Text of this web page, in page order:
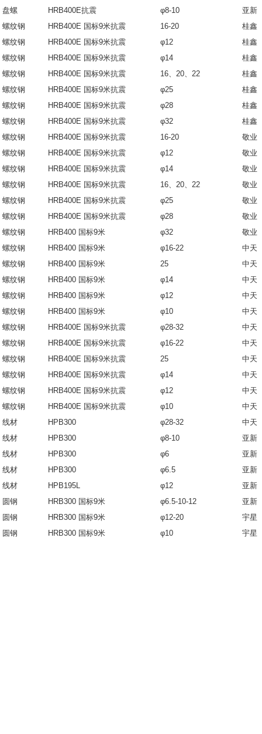
盘螺
HRB400E抗震 φ8-10
亚新
螺纹钢
HRB400E 国标9米抗震 16-20
桂鑫
螺纹钢
HRB400E 国标9米抗震 φ12
桂鑫
螺纹钢
HRB400E 国标9米抗震 φ14
桂鑫
螺纹钢
HRB400E 国标9米抗震 16、20、22
桂鑫
螺纹钢
HRB400E 国标9米抗震 φ25
桂鑫
螺纹钢
HRB400E 国标9米抗震 φ28
桂鑫
螺纹钢
HRB400E 国标9米抗震 φ32
桂鑫
螺纹钢
HRB400E 国标9米抗震 16-20
敬业
螺纹钢
HRB400E 国标9米抗震 φ12
敬业
螺纹钢
HRB400E 国标9米抗震 φ14
敬业
螺纹钢
HRB400E 国标9米抗震 16、20、22
敬业
螺纹钢
HRB400E 国标9米抗震 φ25
敬业
螺纹钢
HRB400E 国标9米抗震 φ28
敬业
螺纹钢
HRB400 国标9米 φ32
敬业
螺纹钢
HRB400 国标9米 φ16-22
中天
螺纹钢
HRB400 国标9米 25
中天
螺纹钢
HRB400 国标9米 φ14
中天
螺纹钢
HRB400 国标9米 φ12
中天
螺纹钢
HRB400 国标9米 φ10
中天
螺纹钢
HRB400E 国标9米抗震 φ28-32
中天
螺纹钢
HRB400E 国标9米抗震 φ16-22
中天
螺纹钢
HRB400E 国标9米抗震 25
中天
螺纹钢
HRB400E 国标9米抗震 φ14
中天
螺纹钢
HRB400E 国标9米抗震 φ12
中天
螺纹钢
HRB400E 国标9米抗震 φ10
中天
线材
HPB300 φ28-32
中天
线材
HPB300 φ8-10
亚新
线材
HPB300 φ6
亚新
线材
HPB300 φ6.5
亚新
线材
HPB195L φ12
亚新
圆钢
HRB300 国标9米 φ6.5-10-12
亚新
圆钢
HRB300 国标9米 φ12-20
宇星
圆钢
HRB300 国标9米 φ10 宇星